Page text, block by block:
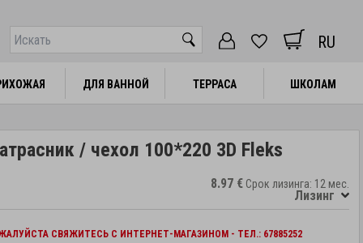
RU
ДЛЯ ВАННОЙ ТЕРРАСА ШКОЛАМ
ДЛЯ ВАННОЙ ТЕРРАСА ШКОЛАМ
/ чехол 100*220 3D Fleks
8.97 € Срок лизинга: 12 мес.
Лизинг
СВЯЖИТЕСЬ С ИНТЕРНЕТ-МАГАЗИНОМ - ТЕЛ.: 67885252